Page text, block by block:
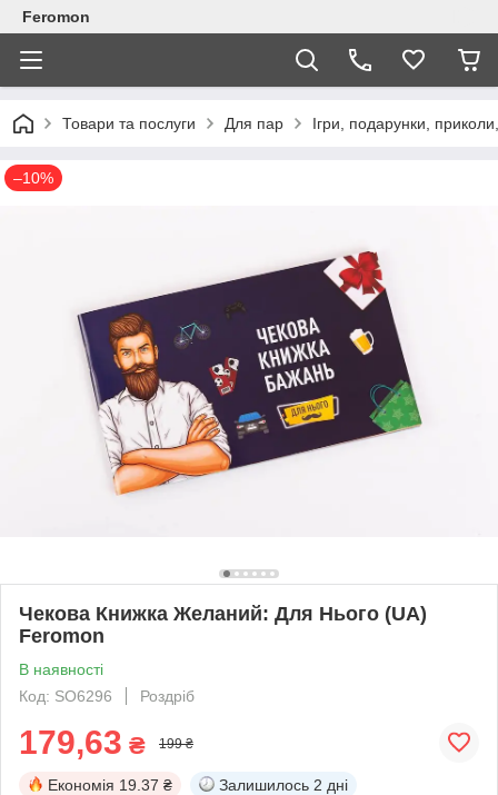
Feromon
Товари та послуги Для пар Ігри, подарунки,
–10%
Чекова Книжка Желаний: Для Нього (UA)
Feromon
В наявності
Код: SO6296
Роздріб
179,63 ₴ 199 ₴
Економія 19.37 ₴ Залишилось 2 дні